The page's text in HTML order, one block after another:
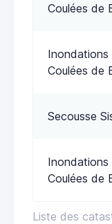
Liste des
Coulées de
Inondations
Coulées de
Secousse
Inondations
Coulées de